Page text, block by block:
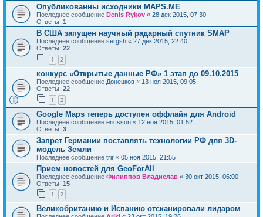
Опубликованны исходники MAPS.ME
Последнее сообщение Denis Rykov « 28 дек 2015, 07:30
Ответы: 1
В США запущен научный радарный спутник SMAP
Последнее сообщение sergsh « 27 дек 2015, 22:40
Ответы: 22
1 2
конкурс «Открытые данные РФ» 1 этап до 09.10.2015
Последнее сообщение Донецков « 13 ноя 2015, 09:05
Ответы: 22
1 2
Google Maps теперь доступен оффлайн для Android
Последнее сообщение ericsson « 12 ноя 2015, 01:52
Ответы: 3
Запрет Германии поставлять технологии РФ для 3D-
модель Земли
Последнее сообщение trir « 05 ноя 2015, 21:55
Прием новостей для GeoForAll
Последнее сообщение Филиппов Владислав « 30 окт 2015, 06:00
Ответы: 15
1 2
Великобританию и Испанию отсканировали лидаром